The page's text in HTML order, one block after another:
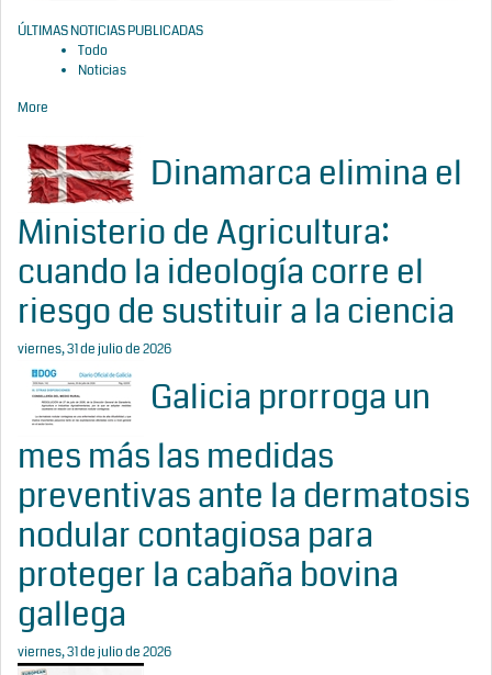
ÚLTIMAS NOTICIAS PUBLICADAS
Todo
Noticias
More
Dinamarca elimina el
Ministerio de Agricultura:
cuando la ideología corre el
riesgo de sustituir a la ciencia
viernes, 31 de julio de 2026
Galicia prorroga un
mes más las medidas
preventivas ante la dermatosis
nodular contagiosa para
proteger la cabaña bovina
gallega
viernes, 31 de julio de 2026